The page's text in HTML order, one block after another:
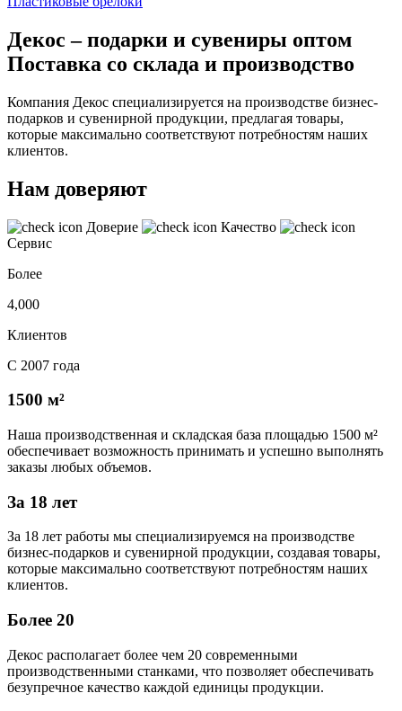
Декос – подарки и сувениры оптом
Поставка со склада и производство
Компания Декос специализируется на производстве бизнес-
подарков и сувенирной продукции, предлагая товары,
которые максимально соответствуют потребностям наших
клиентов.
Нам доверяют
Доверие
Качество
Сервис
Более
4,000
Клиентов
С 2007 года
1500 м²
Наша производственная и складская база площадью 1500 м²
обеспечивает возможность принимать и успешно выполнять
заказы любых объемов.
За 18 лет
За 18 лет работы мы специализируемся на производстве
бизнес-подарков и сувенирной продукции, создавая товары,
которые максимально соответствуют потребностям наших
клиентов.
Более 20
Декос располагает более чем 20 современными
производственными станками, что позволяет обеспечивать
безупречное качество каждой единицы продукции.